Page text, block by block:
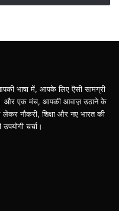
भाषा में, आपके लिए ऎसी सामग्री
और एक मंच, आपकी आवाज़ उठाने के
नौकरी, शिक्षा और नए भारत की
चर्चा।